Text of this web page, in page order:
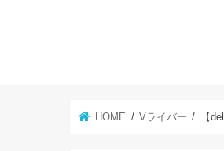
HOME Vライバー 【